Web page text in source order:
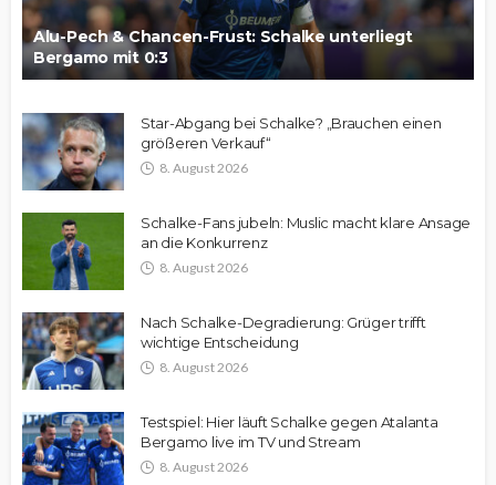
Alu-Pech & Chancen-Frust: Schalke unterliegt
Bergamo mit 0:3
Star-Abgang bei Schalke? „Brauchen einen
größeren Verkauf“
8. August 2026
Schalke-Fans jubeln: Muslic macht klare Ansage
an die Konkurrenz
8. August 2026
Nach Schalke-Degradierung: Grüger trifft
wichtige Entscheidung
8. August 2026
Testspiel: Hier läuft Schalke gegen Atalanta
Bergamo live im TV und Stream
8. August 2026